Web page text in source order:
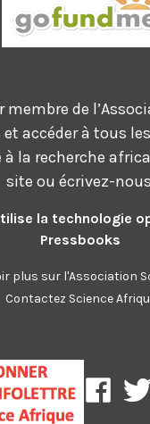
membre de
accéder à tous
la recherche
site ou écrivez-nous
la technologie
Pressbooks
plus sur l'Association
Contactez Science